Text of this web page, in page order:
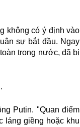
không có ý định vào
sự bắt đầu. Ngay
trong nước, đã bị
Putin. "Quan điểm
láng giềng hoặc khu